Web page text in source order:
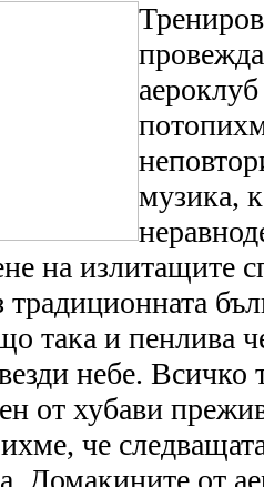
музика,
на излитащите
традиционната
така и пенлива
небе. Всичко
от хубави
че
Домакините от